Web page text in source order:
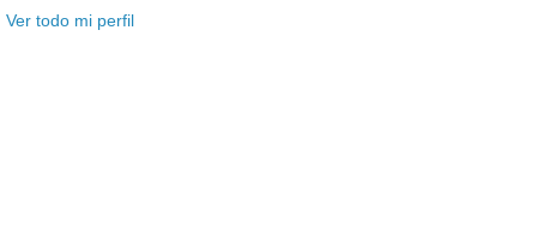
Ver todo mi perfil